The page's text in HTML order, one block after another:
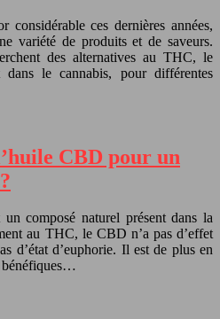
considérable ces dernières années,
variété de produits et de saveurs.
des alternatives au THC, le
dans le cannabis, pour différentes
CBD pour un
composé naturel présent dans la
au THC, le CBD n’a pas d’effet
d’état d’euphorie. Il est de plus en
bénéfiques…